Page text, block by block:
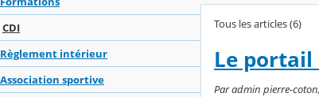
CDI
Règlement intérieur
Association sportive
Tous les articles (6)
Le portail
Par admin pierre-